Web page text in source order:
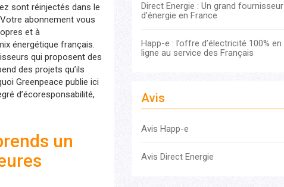
sont réinjectés dans le
abonnement vous
et à
énergétique français.
qui proposent des
des projets qu’ils
Greenpeace publie ici
d’écoresponsabilité,
un
Direct Energie : Un grand fournisseur
d’énergie en France
Happ-e : l’offre d’électricité 100% en
ligne au service des Français
Avis
Avis Happ-e
Avis Direct Energie